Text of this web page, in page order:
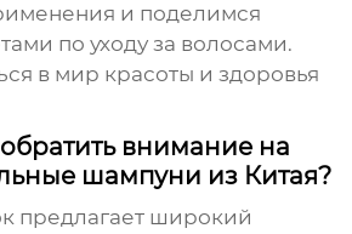
и поделимся
по уходу за волосами.
в мир красоты и здоровья
внимание на
шампуни из Китая?
предлагает широкий